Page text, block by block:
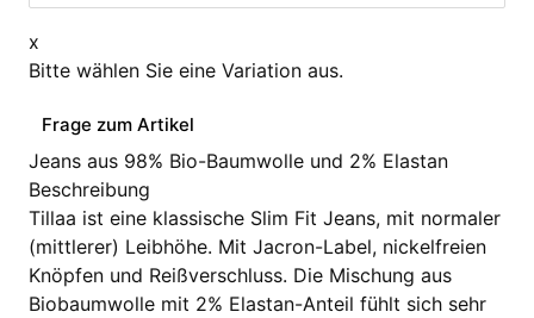
x
Bitte wählen Sie eine Variation aus.
Frage zum Artikel
Jeans aus 98% Bio-Baumwolle und 2% Elastan
Beschreibung
Tillaa ist eine klassische Slim Fit Jeans, mit normaler
(mittlerer) Leibhöhe. Mit Jacron-Label, nickelfreien
Knöpfen und Reißverschluss. Die Mischung aus
Biobaumwolle mit 2% Elastan-Anteil fühlt sich sehr